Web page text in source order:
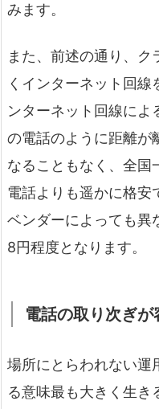
みます。
また、前述の通り、
くインターネット回線
ンターネット回線によ
の電話のように距離が
なることもなく、全国
電話よりも遥かに格安
ベンダーによっても異
8円程度となります。
電話の取り次ぎが
場所にとらわれない運
る意味最も大きく生き